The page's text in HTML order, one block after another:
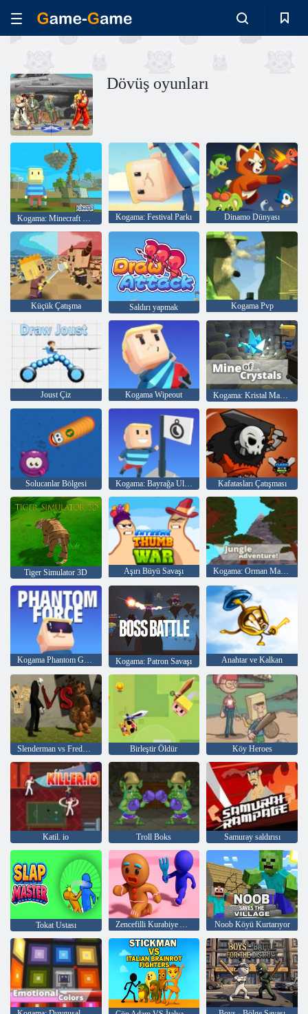
Dövüş oyunları
Kogama: Minecraft Sky Land Kogama: Festival Parkı Dinamo Dünyası
Küçük Çatışma Saldırı yapmak Kogama Pvp
Joust Çiz Kogama Wipeout Kogama: Kristal Madeni
Solucanlar Bölgesi Kogama: Bayrağa Ulaşın Kafatasları Çatışması
Tiger Simulator 3D Aşırı Büyü Savaşı Kogama: Orman Macerası
Kogama Phantom Gücü Kogama: Patron Savaşı Anahtar ve Kalkan
Slenderman vs Freddy Fazbear Birleştir Öldür Köy Heroes
Katil. io Troll Boks Samuray saldırısı
Tokat Ustası Zencefilli Kurabiye Adamı Kurtar Noob Köyü Kurtarıyor